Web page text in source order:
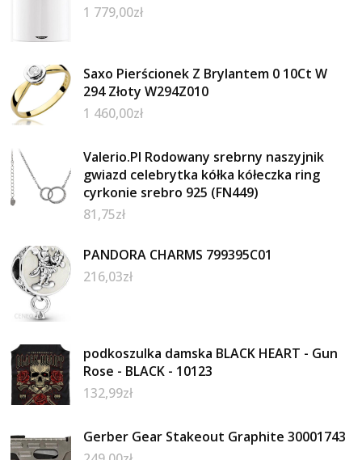
1 779,00zł
Saxo Pierścionek Z Brylantem 0 10Ct W
294 Złoty W294Z010
1 460,00zł
Valerio.Pl Rodowany srebrny naszyjnik
gwiazd celebrytka kółka kółeczka ring
cyrkonie srebro 925 (FN449)
81,75zł
PANDORA CHARMS 799395C01
216,03zł
podkoszulka damska BLACK HEART - Gun
Rose - BLACK - 10123
132,99zł
Gerber Gear Stakeout Graphite 30001743